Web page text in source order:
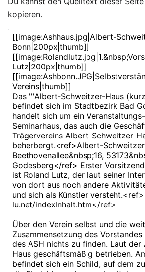
kopieren.